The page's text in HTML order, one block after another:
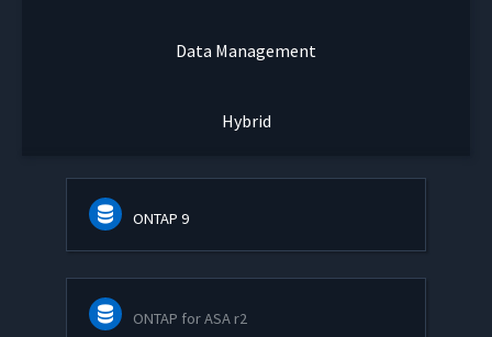
Data Management
Hybrid
ONTAP 9
ONTAP for ASA r2